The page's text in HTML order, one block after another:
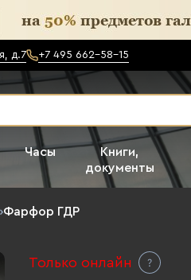
д.7 +7 495 662-58-15
Часы
Книги,
документы
›Фарфор ГДР
Только онлайн